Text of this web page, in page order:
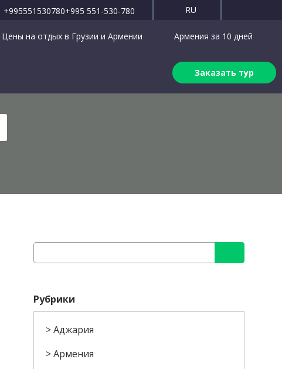
+995551530780+995 551-530-780 RU
Цены на отдых в Грузии и Армении Армения за 10 дней
Заказать тур
Рубрики
Аджария
Армения